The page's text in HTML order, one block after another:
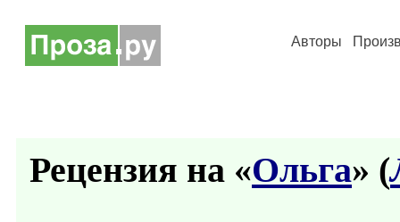
Авторы
Рецензия на «Ольга» (